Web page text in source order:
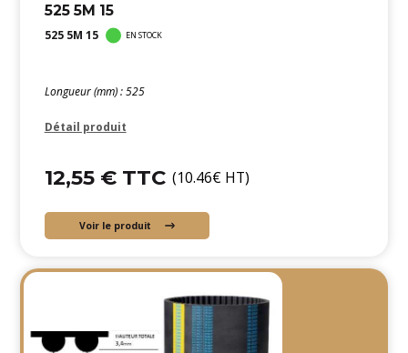
525 5M 15
525 5M 15 EN STOCK
Longueur (mm) : 525
Détail produit
12,55 € TTC (10.46€ HT)
Voir le produit